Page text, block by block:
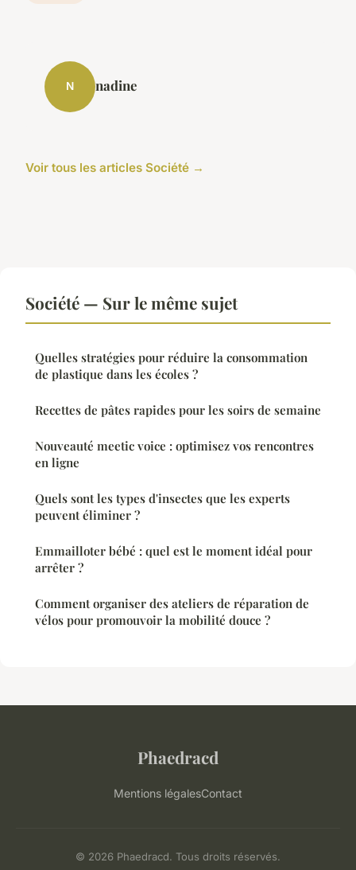
N nadine
Voir tous les articles Société →
Société — Sur le même sujet
Quelles stratégies pour réduire la consommation
de plastique dans les écoles ?
Recettes de pâtes rapides pour les soirs de semaine
Nouveauté meetic voice : optimisez vos rencontres
en ligne
Quels sont les types d'insectes que les experts
peuvent éliminer ?
Emmailloter bébé : quel est le moment idéal pour
arrêter ?
Comment organiser des ateliers de réparation de
vélos pour promouvoir la mobilité douce ?
Phaedracd
Mentions légalesContact
© 2026 Phaedracd. Tous droits réservés.